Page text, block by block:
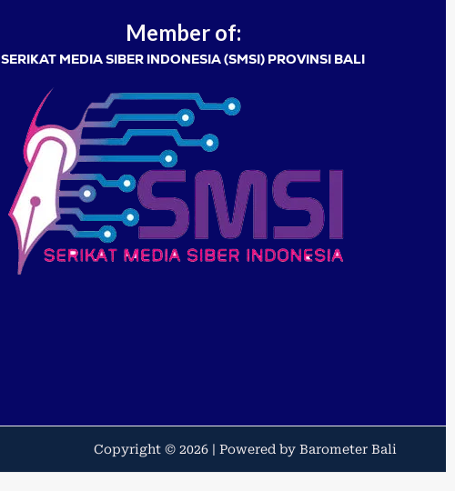
Member of:
SERIKAT MEDIA SIBER INDONESIA (SMSI) PROVINSI BALI
Copyright © 2026 | Powered by Barometer Bali